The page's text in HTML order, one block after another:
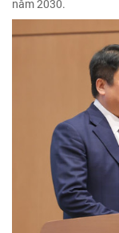
năm 2030.